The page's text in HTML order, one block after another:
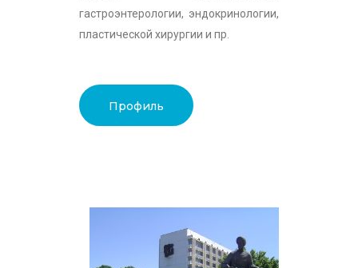
гастроэнтерологии, эндокринологии,
пластической хирургии и пр.
Профиль